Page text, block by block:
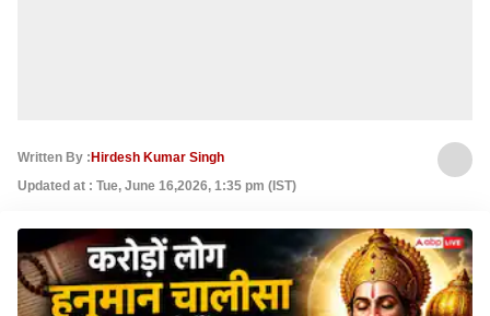
Written By :Hirdesh Kumar Singh
Updated at : Tue, June 16,2026, 1:35 pm (IST)